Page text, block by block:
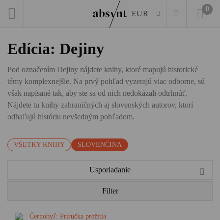
EUR
0
Edícia: Dejiny
Pod označením Dejiny nájdete knihy, ktoré mapujú historické
témy komplexnejšie. Na prvý pohľad vyzerajú viac odborne, sú
však napísané tak, aby ste sa od nich nedokázali odtrhnúť.
Nájdete tu knihy zahraničných aj slovenských autorov, ktorí
odhaľujú históriu nevšedným pohľadom.
VŠETKY KNIHY SLOVENČINA
Usporiadanie
Filter